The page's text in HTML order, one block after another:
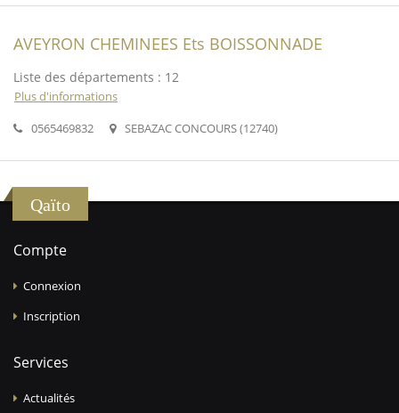
AVEYRON CHEMINEES Ets BOISSONNADE
Liste des départements : 12
Plus d'informations
0565469832
SEBAZAC CONCOURS (12740)
Qaïto
Compte
Connexion
Inscription
Services
Actualités